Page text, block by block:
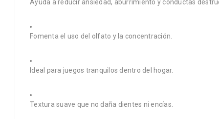
Ayuda a reducir ansiedad, aburrimiento y conductas
Fomenta el uso del olfato y la concentración.
Ideal para juegos tranquilos dentro del hogar.
Textura suave que no daña dientes ni encías.